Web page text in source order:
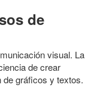
de
visual. La
de crear
de gráficos y textos.